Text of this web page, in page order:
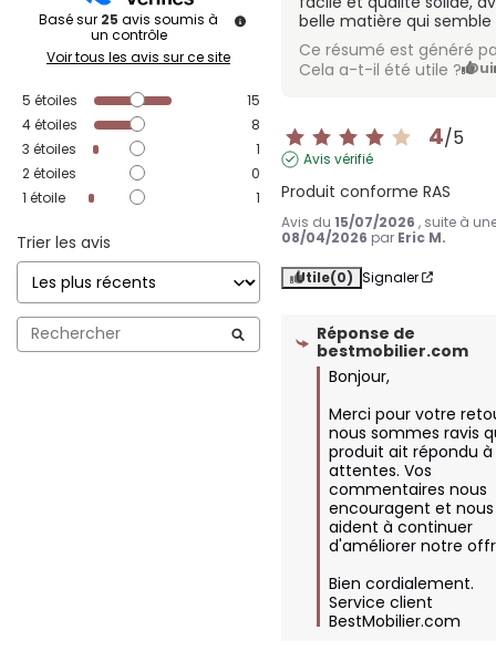
Basé sur 25 avis soumis à
un contrôle
Voir tous les avis sur ce site
5 étoiles
15
4étoiles
8
3 étoiles
1
2étoiles
0
1 étoile 1
Trier les avis
belle matière qui semble
Ce résumé est généré
Cela a-t-il été utile ? Oui
4/5
Avis vérifié
Produit conforme RAS
Avis du15/07/2026 , suite à
08/04/2026 par Eric M.
Utile(0) Signaler
Réponse de
bestmobilier.com
Bonjour,
Merci pour votre
nous sommes ravis
produit ait répondu à
attentes. Vos
commentaires nous
encouragent et nous
aident à continuer
d'améliorer notre
Bien cordialement.
Service client
BestMobilier.com